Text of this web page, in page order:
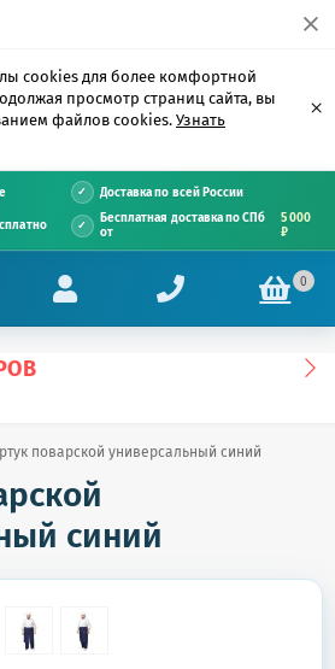
cookies для более комфортной
просмотр страниц сайта, вы
файлов cookies. Узнать
×
Доставка по всей России
Бесплатная доставка по СПб
от
5 000
₽
0
поварской универсальный синий
синий